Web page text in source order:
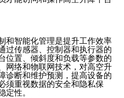
和智能化管理是提升工作效率
过传感器、控制器和执行器的
位置、倾斜度和负载等参数的
网络和物联网技术，对高空升
诊断和维护预测，提高设备的
须重视数据的安全和隐私保
定性。